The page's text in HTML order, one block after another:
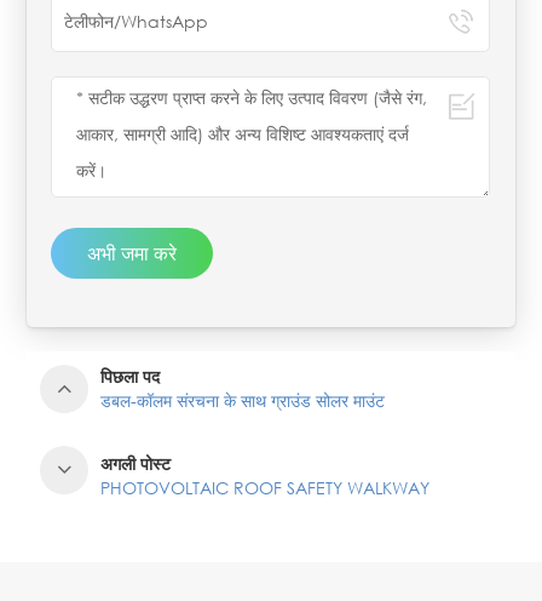
अभी जमा करे
पिछला पद
डबल-कॉलम संरचना के साथ ग्राउंड सोलर माउंट
अगली पोस्ट
PHOTOVOLTAIC ROOF SAFETY WALKWAY